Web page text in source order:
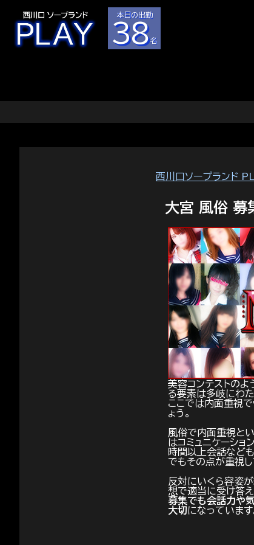
本日の出勤
38 名
西川口ソープランド
大宮 風俗 募
美容コンテストの
る要素は多岐にわ
ここでは内面重視
ょう。
風俗で内面重視と
はコミュニケーシ
時間以上会話など
でもその点が重視し
反対にいくら容姿
想で適当に受け答
募集でも会話力や
大切になっています